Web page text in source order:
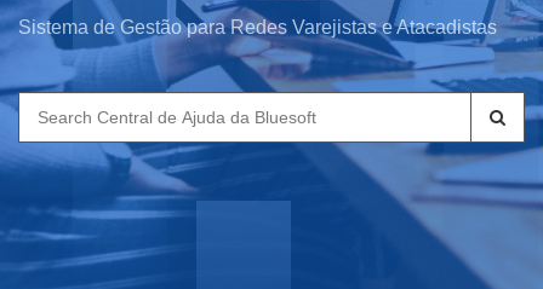
Sistema de Gestão para Redes Varejistas e Atacadistas
Search
for: